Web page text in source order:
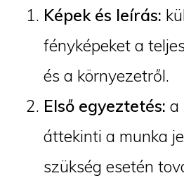
Képek és leírás:
fényképeket a
és a környezetről.
Első egyeztetés: a
áttekinti a munka
szükség esetén